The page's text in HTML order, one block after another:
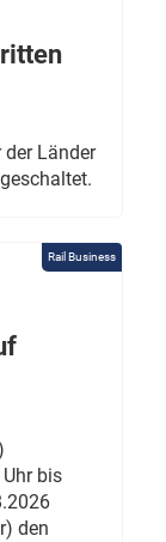
Länder
Rail Business
bis
den